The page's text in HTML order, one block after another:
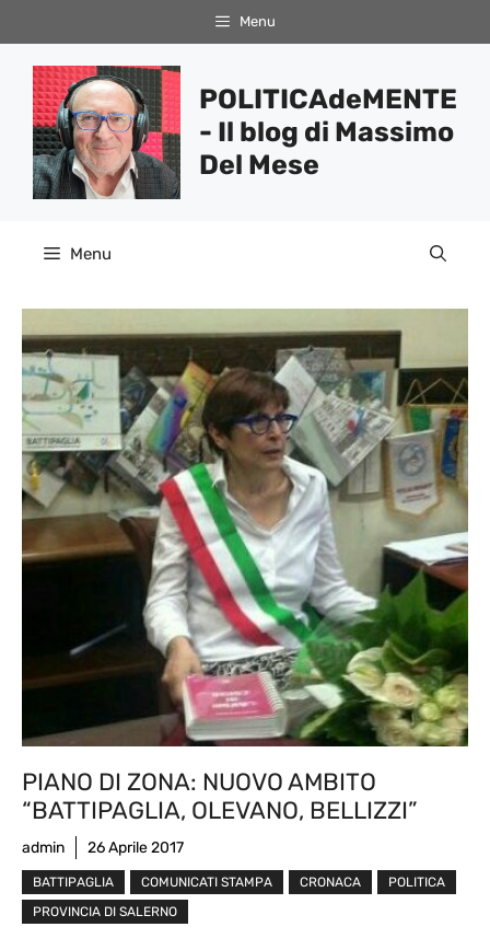
al
contenuto
Menu
POLITICAdeMENTE
- Il blog di Massimo
Del Mese
Menu
PIANO DI ZONA: NUOVO AMBITO
“BATTIPAGLIA, OLEVANO, BELLIZZI”
admin 26 Aprile 2017
BATTIPAGLIA COMUNICATI STAMPA CRONACA
POLITICA
PROVINCIA DI SALERNO